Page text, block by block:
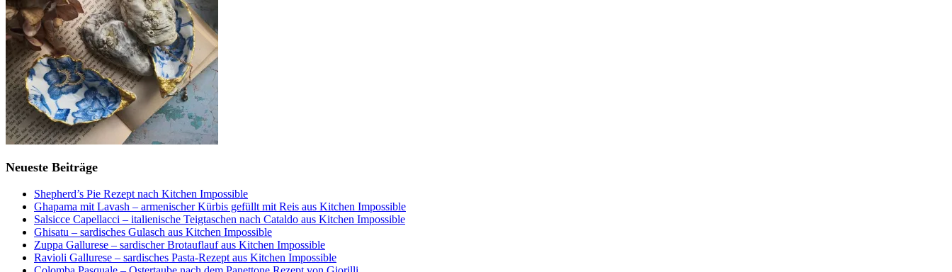
Neueste Beiträge
Shepherd’s Pie Rezept nach Kitchen Impossible
Ghapama mit Lavash – armenischer Kürbis gefüllt mit Reis aus Kitchen Impossible
Salsicce Capellacci – italienische Teigtaschen nach Cataldo aus Kitchen Impossible
Ghisatu – sardisches Gulasch aus Kitchen Impossible
Zuppa Gallurese – sardischer Brotauflauf aus Kitchen Impossible
Ravioli Gallurese – sardisches Pasta-Rezept aus Kitchen Impossible